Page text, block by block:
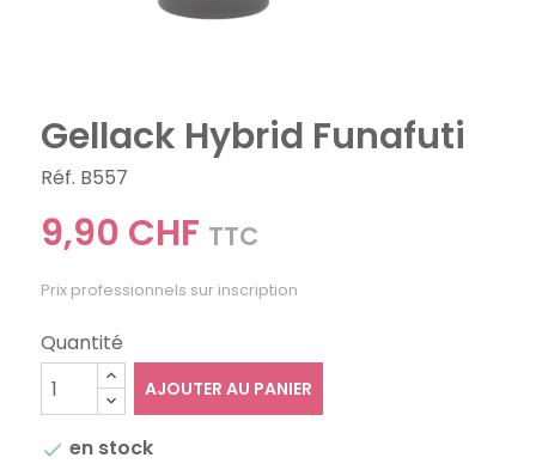
Gellack Hybrid Funafuti
Réf. B557
9,90 CHF TTC
Prix professionnels sur inscription
Quantité
AJOUTER AU PANIER
 en stock